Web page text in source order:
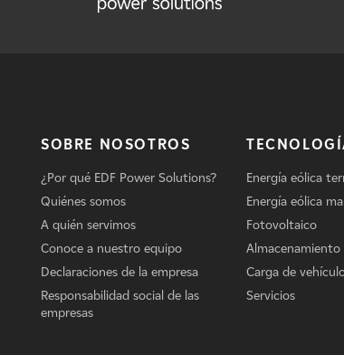
SOBRE NOSOTROS
¿Por qué EDF Power Solutions?
Quiénes somos
A quién servimos
Conoce a nuestro equipo
Declaraciones de la empresa
Responsabilidad social de las
empresas
Energía eólica
Energía eólica
Fotovoltaico
Almacenamiento
Carga de
Servicios